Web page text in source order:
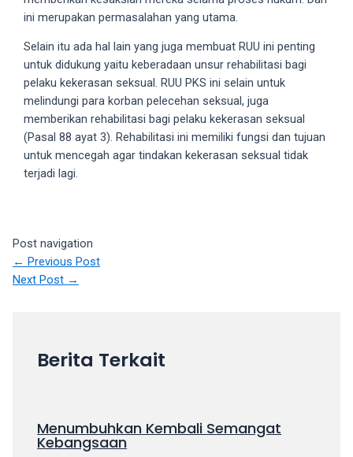
ini merupakan permasalahan yang utama.
Selain itu ada hal lain yang juga membuat RUU ini penting
untuk didukung yaitu keberadaan unsur rehabilitasi bagi
pelaku kekerasan seksual. RUU PKS ini selain untuk
melindungi para korban pelecehan seksual, juga
memberikan rehabilitasi bagi pelaku kekerasan seksual
(Pasal 88 ayat 3). Rehabilitasi ini memiliki fungsi dan tujuan
untuk mencegah agar tindakan kekerasan seksual tidak
terjadi lagi.
Post navigation
← Previous Post
Next Post →
Berita Terkait
Menumbuhkan Kembali Semangat
Kebangsaan